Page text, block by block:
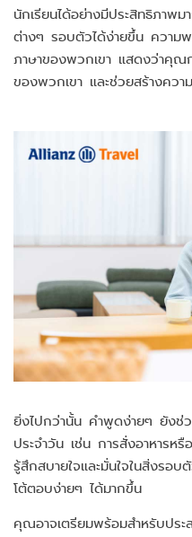
นักเรียนได้อย่างมีประสิทธิภาพ
ต่างๆ รอบตัวได้ง่ายขึ้น ความพ
ภาษาของพวกเขา แสดงว่าคุณ
ของพวกเขา และช่วยสร้างควา
ยิ่งไปกว่านั้น คำพูดง่ายๆ ยังช่
ประจำวัน เช่น การสั่งอาหารห
รู้สึกสบายใจและมั่นใจในสิ่งรอ
โต้ตอบง่ายๆ ได้มากขึ้น
คุณอาจเตรียมพร้อมสำหรับประ